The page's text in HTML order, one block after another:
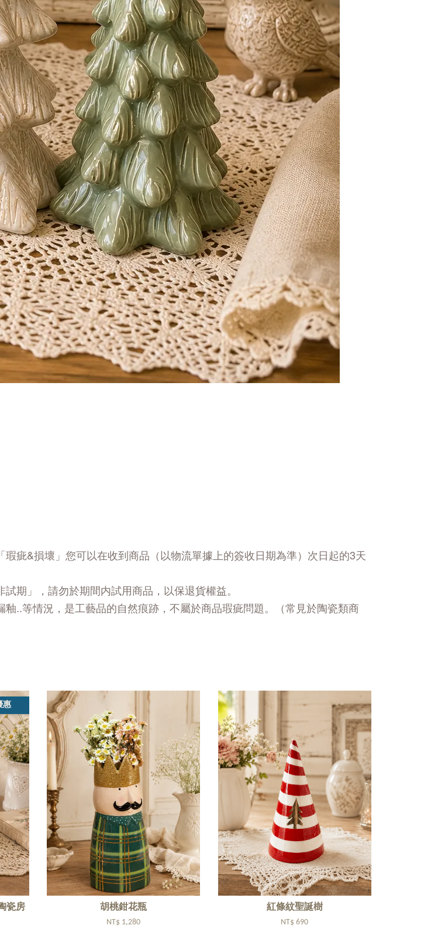
疵&損壞」您可以在收到商品（以物流單據上的簽收日期為準）次日起的3天
期」，請勿於期間内試用商品，以保退貨權益。
..等情況，是工藝品的自然痕跡，不屬於商品瑕疵問題。（常見於陶瓷類商
惠
瓷房
胡桃鉗花瓶
NT$ 1,280
紅條紋聖誕樹
NT$ 690